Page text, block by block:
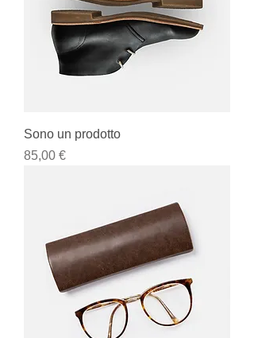
Sono un prodotto
Prezzo
85,00 €